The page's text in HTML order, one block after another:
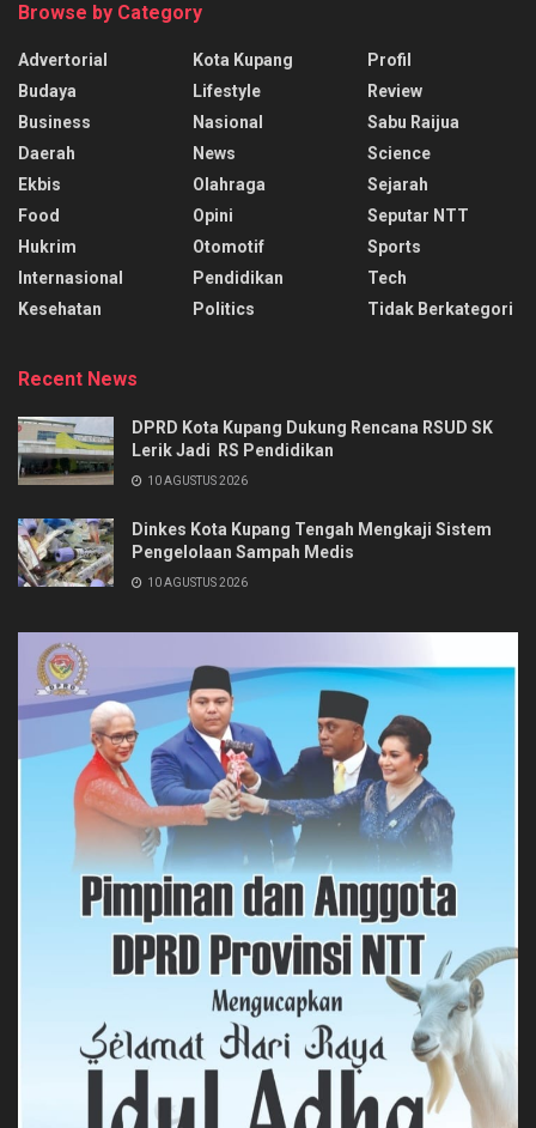
Browse by Category
Advertorial
Budaya
Business
Daerah
Ekbis
Food
Hukrim
Internasional
Kesehatan
Kota Kupang
Lifestyle
Nasional
News
Olahraga
Opini
Otomotif
Pendidikan
Politics
Profil
Review
Sabu Raijua
Science
Sejarah
Seputar NTT
Sports
Tech
Tidak Berkategori
Recent News
DPRD Kota Kupang Dukung Rencana RSUD SK
Lerik Jadi RS Pendidikan
10 AGUSTUS 2026
Dinkes Kota Kupang Tengah Mengkaji Sistem
Pengelolaan Sampah Medis
10 AGUSTUS 2026